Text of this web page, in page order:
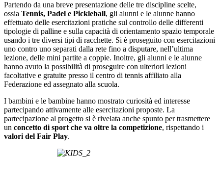
Partendo da una breve presentazione delle tre discipline scelte,
ossia Tennis, Padel e Pickleball, gli alunni e le alunne hanno
effettuato delle esercitazioni pratiche sul controllo delle differenti
tipologie di palline e sulla capacità di orientamento spazio temporale
usando i tre diversi tipi di racchette. Si è proseguito con esercitazioni
uno contro uno separati dalla rete fino a disputare, nell’ultima
lezione, delle mini partite a coppie. Inoltre, gli alunni e le alunne
hanno avuto la possibilità di proseguire con ulteriori lezioni
facoltative e gratuite presso il centro di tennis affiliato alla
Federazione ed assegnato alla scuola.
I bambini e le bambine hanno mostrato curiosità ed interesse
partecipando attivamente alle esercitazioni proposte. La
partecipazione al progetto si è rivelata anche spunto per trasmettere
un concetto di sport che va oltre la competizione, rispettando i
valori del Fair Play.